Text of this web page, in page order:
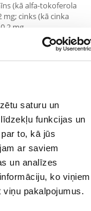
saturu un
funkcijas un
to, kā jūs
ar saviem
un analīzes
ko viņiem
pakalpojumus.
(kā alfa-tokoferola
mg; cinks (kā cinka
mg.
daudzumu
svaigu ūdeni.
daļu uzglabājiet